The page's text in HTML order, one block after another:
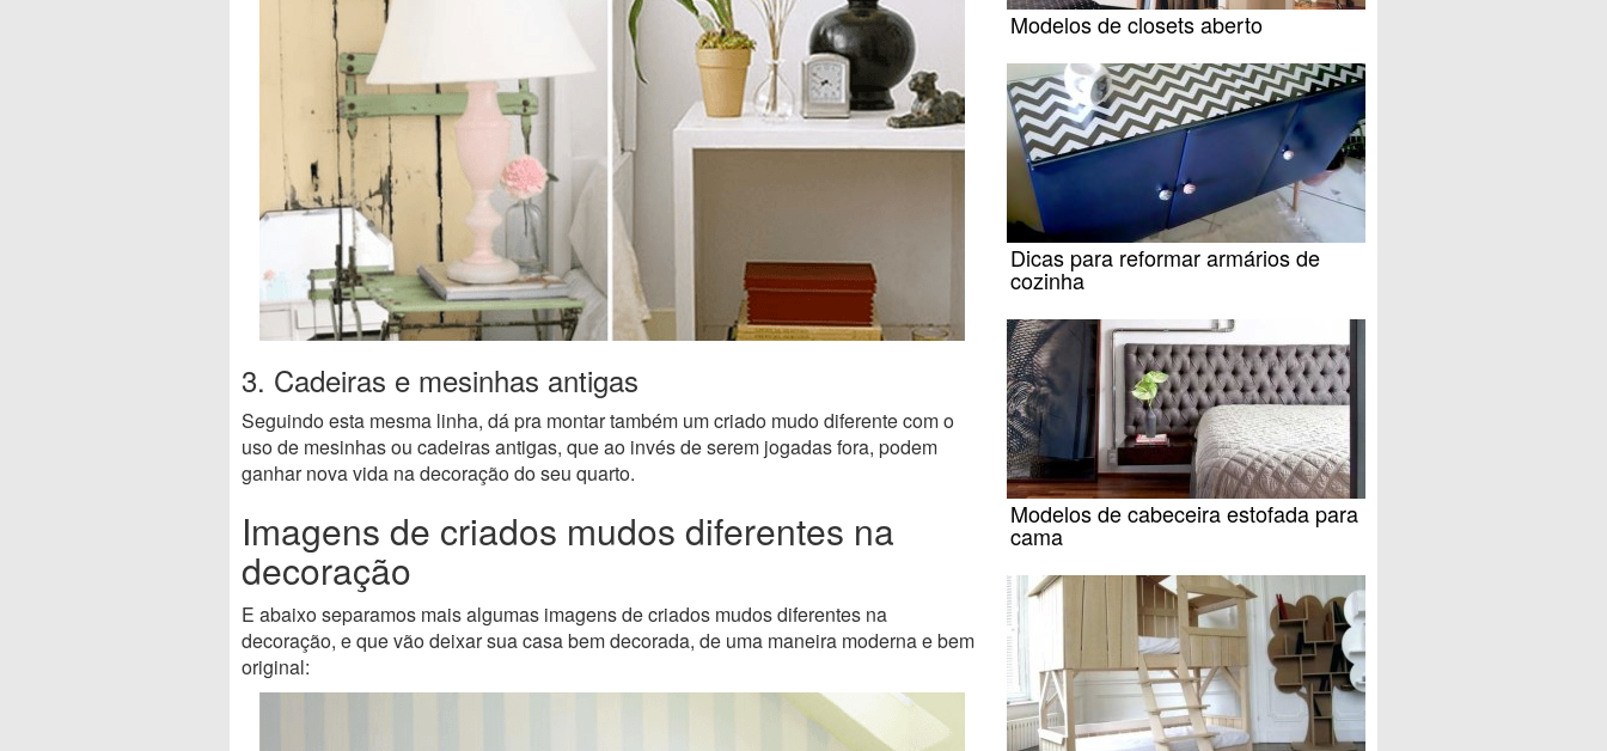
3. Cadeiras e mesinhas antigas
Seguindo esta mesma linha, dá pra montar também um criado mudo diferente com o
uso de mesinhas ou cadeiras antigas, que ao invés de serem jogadas fora, podem
ganhar nova vida na decoração do seu quarto.
Imagens de criados mudos diferentes na
decoração
E abaixo separamos mais algumas imagens de criados mudos diferentes na
decoração, e que vão deixar sua casa bem decorada, de uma maneira moderna e bem
original:
Modelos de closets aberto
Dicas para reformar armários de
cozinha
Modelos de cabeceira estofada para
cama